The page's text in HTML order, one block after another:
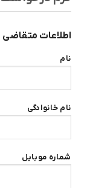
اطلاعات متقاضی
نام
نام خانوادگی
شماره موبایل